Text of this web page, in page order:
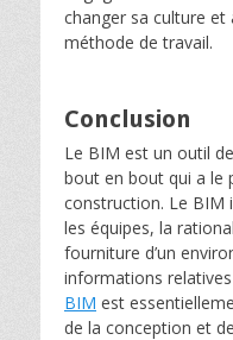
changer sa culture et
méthode de travail.
Conclusion
Le BIM est un outil
bout en bout qui a le
construction. Le BIM
les équipes, la
fourniture d’un
informations
BIM est
de la conception et